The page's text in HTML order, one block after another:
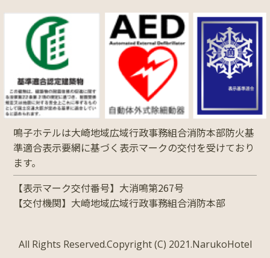
鳴子ホテルは大崎地域広域行政事務組合消防本部防火基
準適合表示要網に基づく表示マークの交付を受けており
ます。
【表示マーク交付番号】大消鳴第267号
【交付機関】大崎地域広域行政事務組合消防本部
All Rights Reserved.Copyright (C) 2021.NarukoHotel